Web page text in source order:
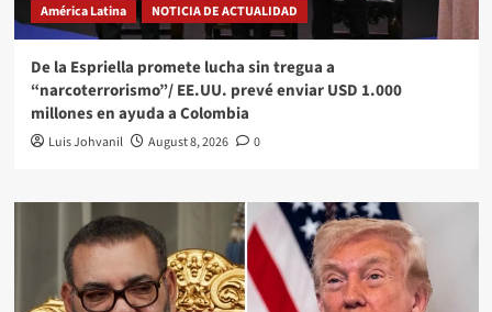
América Latina NOTICIA DE ACTUALIDAD
De la Espriella promete lucha sin tregua a
“narcoterrorismo”/ EE.UU. prevé enviar USD 1.000
millones en ayuda a Colombia
Luis Johvanil August 8, 2026 0